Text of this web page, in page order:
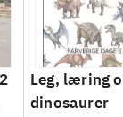
Leg, læring
dinosaurer